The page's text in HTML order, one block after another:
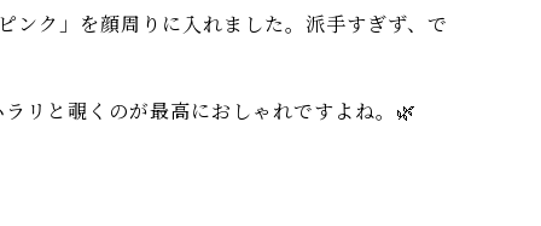
ク」を顔周りに入れました。派手すぎず、で
リと覗くのが最高におしゃれですよね。🌿